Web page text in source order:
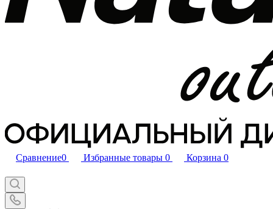
Сравнение0 Избранные товары 0 Корзина 0